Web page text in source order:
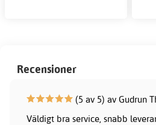
Recensioner
(5 av 5) av Gudrun
Väldigt bra service, snabb